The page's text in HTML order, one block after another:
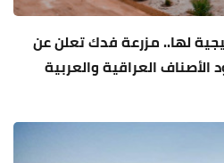
لها.. مزرعة فدك تعلن عن